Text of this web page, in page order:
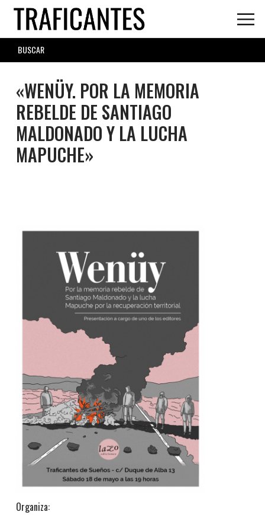
Skip
main
content
SEARCH
FORM
«WENÜY. POR LA MEMORIA
REBELDE DE SANTIAGO
MALDONADO Y LA LUCHA
MAPUCHE»
Organiza: